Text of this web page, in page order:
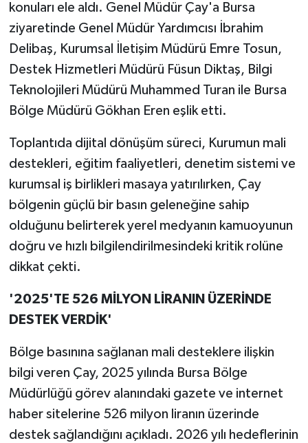
konuları ele aldı. Genel Müdür Çay'a Bursa
ziyaretinde Genel Müdür Yardımcısı İbrahim
Delibaş, Kurumsal İletişim Müdürü Emre Tosun,
Destek Hizmetleri Müdürü Füsun Diktaş, Bilgi
Teknolojileri Müdürü Muhammed Turan ile Bursa
Bölge Müdürü Gökhan Eren eşlik etti.
Toplantıda dijital dönüşüm süreci, Kurumun mali
destekleri, eğitim faaliyetleri, denetim sistemi ve
kurumsal iş birlikleri masaya yatırılırken, Çay
bölgenin güçlü bir basın geleneğine sahip
olduğunu belirterek yerel medyanın kamuoyunun
doğru ve hızlı bilgilendirilmesindeki kritik rolüne
dikkat çekti.
'2025'TE 526 MİLYON LİRANIN ÜZERİNDE
DESTEK VERDİK'
Bölge basınına sağlanan mali desteklere ilişkin
bilgi veren Çay, 2025 yılında Bursa Bölge
Müdürlüğü görev alanındaki gazete ve internet
haber sitelerine 526 milyon liranın üzerinde
destek sağlandığını açıkladı. 2026 yılı hedeflerinin